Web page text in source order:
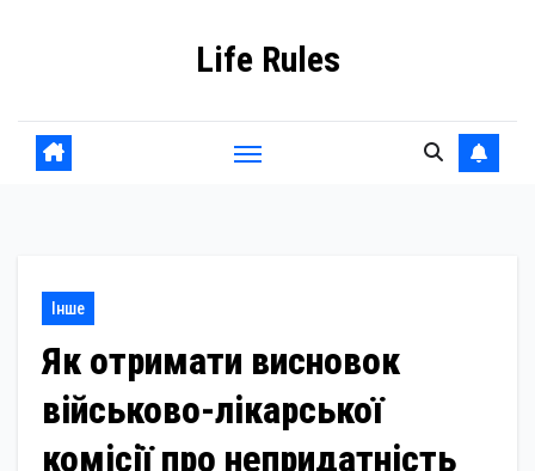
Life Rules
Інше
Як отримати висновок
військово-лікарської
комісії про непридатність